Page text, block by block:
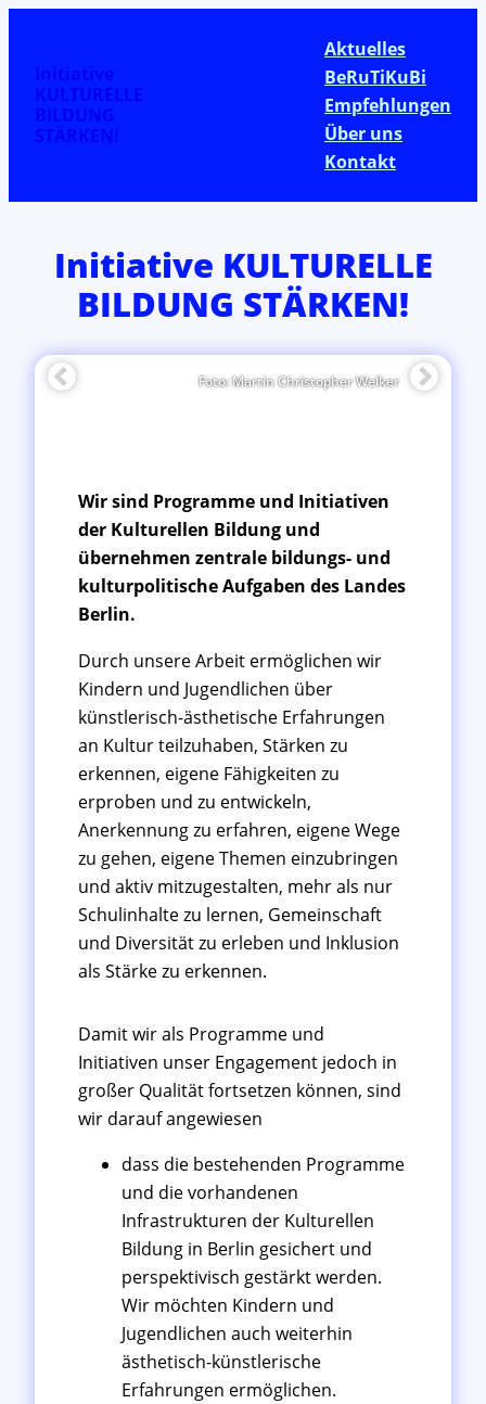
Initiative
KULTURELLE
BILDUNG
STÄRKEN!
Aktuelles
BeRuTiKuBi
Empfehlungen
Über uns
Kontakt
Initiative KULTURELLE
BILDUNG STÄRKEN!
Foto: Martin Christopher Welker
Wir sind Programme und Initiativen
der Kulturellen Bildung und
übernehmen zentrale bildungs- und
kulturpolitische Aufgaben des Landes
Berlin.
Durch unsere Arbeit ermöglichen wir
Kindern und Jugendlichen über
künstlerisch-ästhetische Erfahrungen
an Kultur teilzuhaben, Stärken zu
erkennen, eigene Fähigkeiten zu
erproben und zu entwickeln,
Anerkennung zu erfahren, eigene Wege
zu gehen, eigene Themen einzubringen
und aktiv mitzugestalten, mehr als nur
Schulinhalte zu lernen, Gemeinschaft
und Diversität zu erleben und Inklusion
als Stärke zu erkennen.
Damit wir als Programme und
Initiativen unser Engagement jedoch in
großer Qualität fortsetzen können, sind
wir darauf angewiesen
dass die bestehenden Programme
und die vorhandenen
Infrastrukturen der Kulturellen
Bildung in Berlin gesichert und
perspektivisch gestärkt werden.
Wir möchten Kindern und
Jugendlichen auch weiterhin
ästhetisch-künstlerische
Erfahrungen ermöglichen.